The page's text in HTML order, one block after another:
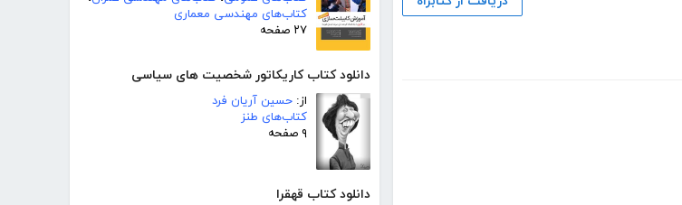
کتاب‌های مهندسی معماری
۲۷ صفحه
دانلود کتاب کاریکاتور شخصیت های سیاسی
از: حسین آریان فرد
کتاب‌های طنز
۹ صفحه
دانلود کتاب قهقرا